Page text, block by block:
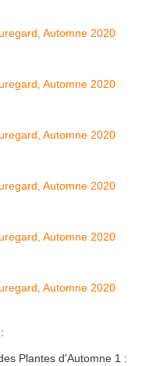
Plantes d'Automne 1 :